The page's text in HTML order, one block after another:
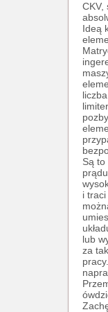
CKV,
Ideą
Są
i
lub
za